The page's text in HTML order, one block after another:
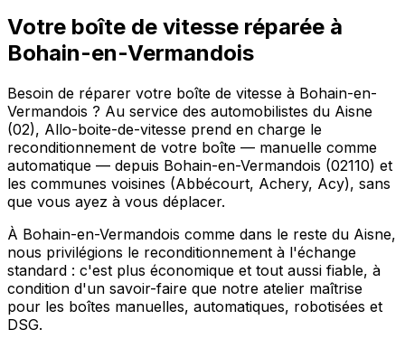
Votre boîte de vitesse réparée à
Bohain-en-Vermandois
Besoin de réparer votre boîte de vitesse à Bohain-en-
Vermandois ? Au service des automobilistes du Aisne
(02), Allo-boite-de-vitesse prend en charge le
reconditionnement de votre boîte — manuelle comme
automatique — depuis Bohain-en-Vermandois (02110) et
les communes voisines (Abbécourt, Achery, Acy), sans
que vous ayez à vous déplacer.
À Bohain-en-Vermandois comme dans le reste du Aisne,
nous privilégions le reconditionnement à l'échange
standard : c'est plus économique et tout aussi fiable, à
condition d'un savoir-faire que notre atelier maîtrise
pour les boîtes manuelles, automatiques, robotisées et
DSG.